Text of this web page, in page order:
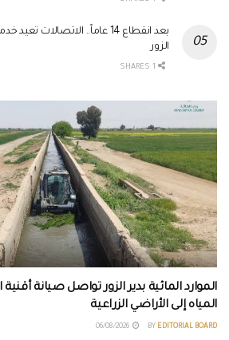
بعد انقطاع 14 عاماً.. الاتصالات
الزور
الموارد المائية بدير الزور تواصل صيانة
المياه إلى الأراضي الزراعية
BY EDITORIAL BOARD